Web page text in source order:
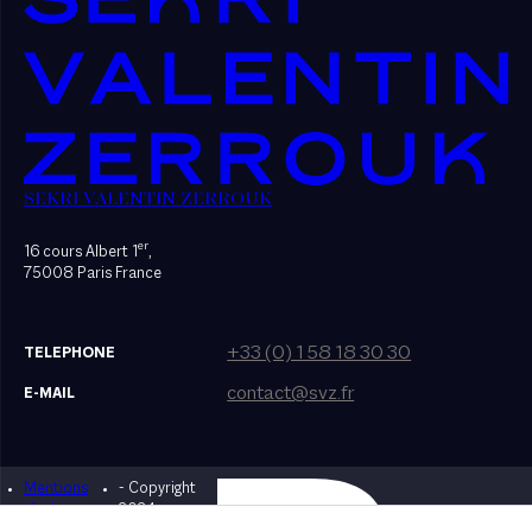
SEKRI VALENTIN ZERROUK
16 cours Albert 1er,
75008 Paris France
TELEPHONE +33 (0) 1 58 18 30 30
E-MAIL contact@svz.fr
Mentions
légales
- Copyright
2024
Designed by Bonhomme